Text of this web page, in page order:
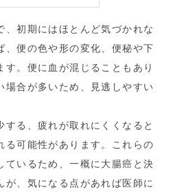
、初期にはほとんど気づかれな
、便の色や形の変化、便秘や下
す。便に血が混じることもあり
場合が多いため、見逃しやすい
する、疲れが取れにくくなると
る可能性があります。これらの
ているため、一概に大腸癌と決
が、気になる点があれば医師に